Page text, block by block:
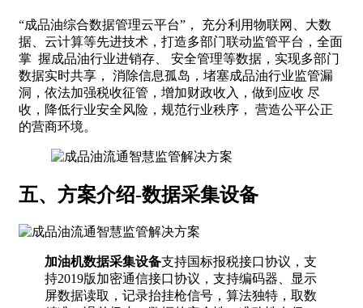
“成品油综合数据管理云平台”， 充分利用物联网、大数
据、云计算等先进技术，打造多部门联动监管平台，全面
掌 握成品油行业进销存、 安全管理等数据，实现多部门
数据实时共享， 消除信息孤岛，堵塞成品油行业监管漏
洞，依法加强税收征管，增加财政收入，做到应收 尽
收，降低行业安全风险，规范行业秩序， 营造公平公正
的营商环境。
五、 方案介绍-数据采集设备
加油机数据采集设备支持国标报税接口协议，支
持2019版加密通信接口协议，支持编码器、显示
屏数据读取，记录抬挂枪信号，算法独特，取数